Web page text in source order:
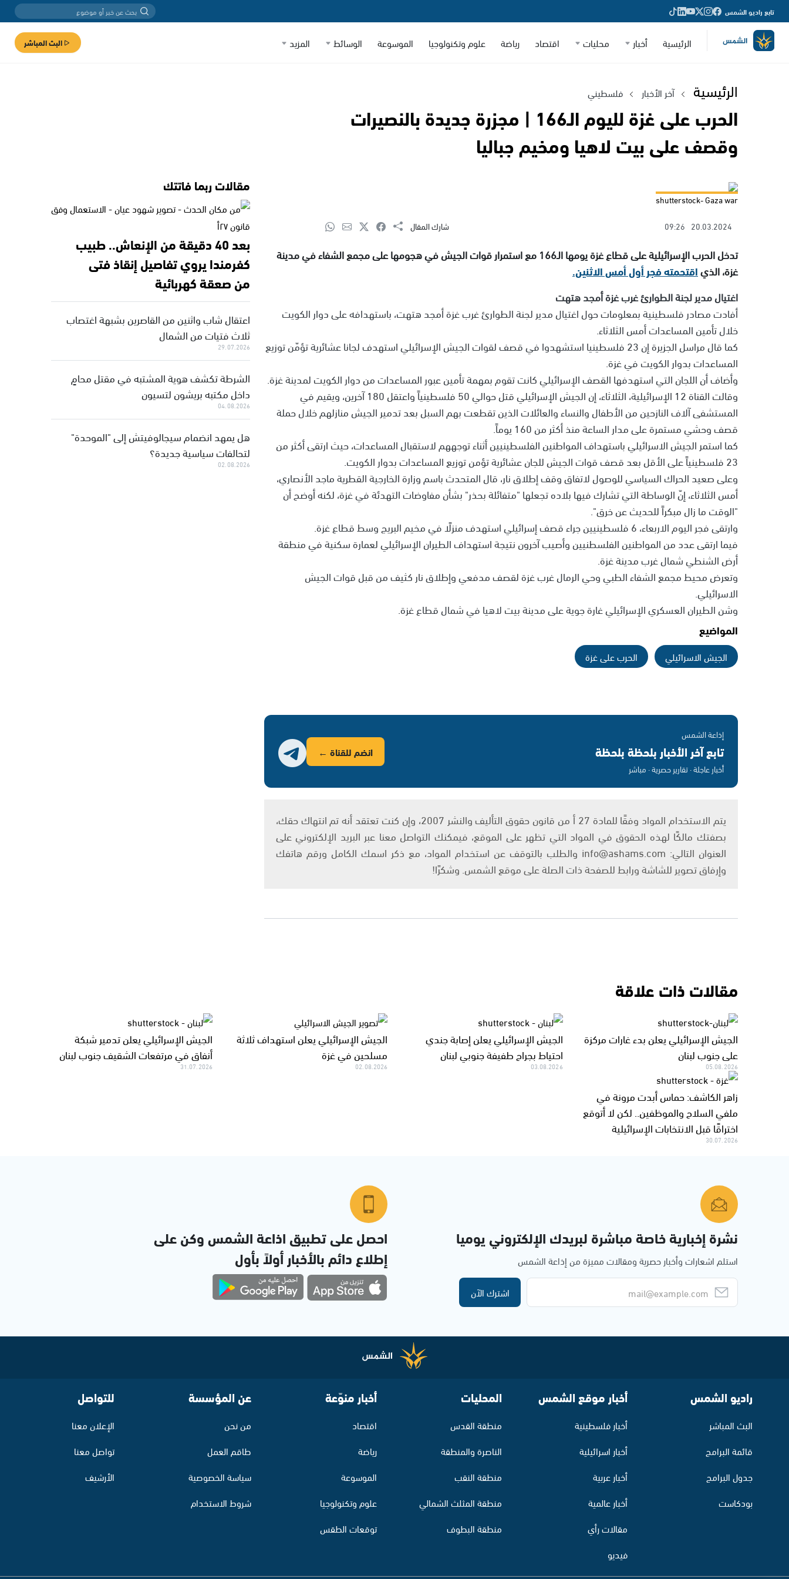
تابع راديو الشمس
الرئيسية أخبار محليات اقتصاد رياضة علوم وتكنولوجيا الموسوعة الوسائط المزيد البث المباشر
الرئيسية آخر الأخبار فلسطيني
الحرب على غزة لليوم الـ166 | مجزرة جديدة بالنصيرات
وقصف على بيت لاهيا ومخيم جباليا
shutterstock- Gaza war
20.03.2024
09:26 شارك المقال
تدخل الحرب الإسرائيلية على قطاع غزة يومها الـ166 مع استمرار قوات الجيش في هجومها على مجمع الشفاء في مدينة
غزة، الذياقتحمته فجر أول أمس الاثنين.
اغتيال مدير لجنة الطوارئ غرب غزة أمجد هتهت
أفادت مصادر فلسطينية بمعلومات حول اغتيال مدير لجنة الطوارئ غرب غزة أمجد هتهت، باستهدافه على دوار الكويت
خلال تأمين المساعدات أمس الثلاثاء.
كما قال مراسل الجزيرة إن 23 فلسطينيا استشهدوا في قصف لقوات الجيش الإسرائيلي استهدف لجانا عشائرية تؤمّن توزيع
المساعدات بدوار الكويت في غزة.
وأضاف أن اللجان التي استهدفها القصف الإسرائيلي كانت تقوم بمهمة تأمين عبور المساعدات من دوار الكويت لمدينة غزة.
وقالت القناة 12 الإسرائيلية، الثلاثاء، إن الجيش الإسرائيلي قتل حوالي 50 فلسطينياً واعتقل 180 آخرين، ويقيم في
المستشفى آلاف النازحين من الأطفال والنساء والعائلات الذين تقطعت بهم السبل بعد تدمير الجيش منازلهم خلال حملة
قصف وحشي مستمرة على مدار الساعة منذ أكثر من 160 يوماً.
كما استمر الجيش الاسرائيلي باستهداف المواطنين الفلسطينيين أثناء توجههم لاستقبال المساعدات، حيث ارتقى أكثر من
23 فلسطينياً على الأقل بعد قصف قوات الجيش للجان عشائرية تؤمن توزيع المساعدات بدوار الكويت.
وعلى صعيد الحراك السياسي للوصول لاتفاق وقف إطلاق نار، قال المتحدث باسم وزارة الخارجية القطرية ماجد الأنصاري،
أمس الثلاثاء، إنّ الوساطة التي تشارك فيها بلاده تجعلها "متفائلة بحذر" بشأن مفاوضات التهدئة في غزة، لكنه أوضح أن
"الوقت ما زال مبكراً للحديث عن خرق".
وارتقى فجر اليوم الاربعاء، 6 فلسطينيين جراء قصف إسرائيلي استهدف منزلًا في مخيم البريج وسط قطاع غزة.
فيما ارتقى عدد من المواطنين الفلسطنيين وأصيب آخرون نتيجة استهداف الطيران الإسرائيلي لعمارة سكنية في منطقة
أرض الشنطي شمال غرب مدينة غزة.
وتعرض محيط مجمع الشفاء الطبي وحي الرمال غرب غزة لقصف مدفعي وإطلاق نار كثيف من قبل قوات الجيش
الاسرائيلي.
وشن الطيران العسكري الإسرائيلي غارة جوية على مدينة بيت لاهيا في شمال قطاع غزة.
المواضيع
الجيش الاسرائيلي الحرب على غزة
إذاعة الشمس
تابع آخر الأخبار بلحظة بلحظة
أخبار عاجلة · تقارير حصرية · مباشر
انضم للقناة ←
يتم الاستخدام المواد وفقًا للمادة 27 أ من قانون حقوق التأليف والنشر 2007، وإن كنت تعتقد أنه تم انتهاك حقك،
بصفتك مالكًا لهذه الحقوق في المواد التي تظهر على الموقع، فيمكنك التواصل معنا عبر البريد الإلكتروني على
العنوان التالي: info@ashams.com والطلب بالتوقف عن استخدام المواد، مع ذكر اسمك الكامل ورقم هاتفك
وإرفاق تصوير للشاشة ورابط للصفحة ذات الصلة على موقع الشمس. وشكرًا!
مقالات ربما فاتتك
بعد 40 دقيقة من الإنعاش.. طبيب
كفرمندا يروي تفاصيل إنقاذ فتى
من صعقة كهربائية
اعتقال شاب واثنين من القاصرين بشبهة اغتصاب
ثلاث فتيات من الشمال
29.07.2026
الشرطة تكشف هوية المشتبه في مقتل محامٍ
داخل مكتبه بريشون لتسيون
04.08.2026
هل يمهد انضمام سيجالوفيتش إلى "الموحدة"
لتحالفات سياسية جديدة؟
02.08.2026
مقالات ذات علاقة
الجيش الإسرائيلي يعلن بدء غارات مركزة
على جنوب لبنان
05.08.2026
الجيش الإسرائيلي يعلن إصابة جندي
احتياط بجراح طفيفة جنوبي لبنان
03.08.2026
الجيش الإسرائيلي يعلن استهداف ثلاثة
مسلحين في غزة
02.08.2026
الجيش الإسرائيلي يعلن تدمير شبكة
أنفاق في مرتفعات الشقيف جنوب لبنان
31.07.2026
زاهر الكاشف: حماس أبدت مرونة في
ملفي السلاح والموظفين.. لكن لا أتوقع
اختراقًا قبل الانتخابات الإسرائيلية
30.07.2026
نشرة إخبارية خاصة مباشرة لبريدك الإلكتروني يوميا
استلم اشعارات وأخبار حصرية ومقالات مميزة من إذاعة الشمس
اشترك الآن
احصل على تطبيق اذاعة الشمس وكن على
إطلاع دائم بالأخبار أولاً بأول
راديو الشمس
البث المباشر
قائمة البرامج
جدول البرامج
بودكاست
أخبار موقع الشمس
أخبار فلسطينية
أخبار اسرائيلية
أخبار عربية
أخبار عالمية
مقالات رأي
فيديو
المحليات
منطقة القدس
الناصرة والمنطقة
منطقة النقب
منطقة المثلث الشمالي
منطقة البطوف
أخبار منوّعة
اقتصاد
رياضة
الموسوعة
علوم وتكنولوجيا
توقعات الطقس
عن المؤسسة
من نحن
طاقم العمل
سياسة الخصوصية
شروط الاستخدام
للتواصل
الإعلان معنا
تواصل معنا
الأرشيف